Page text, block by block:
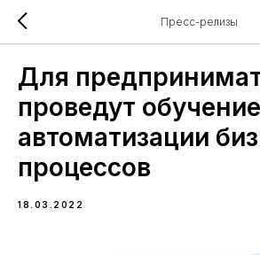
Пресс-релизы
Для
проведут
автоматизации
процессов
18.03.2022